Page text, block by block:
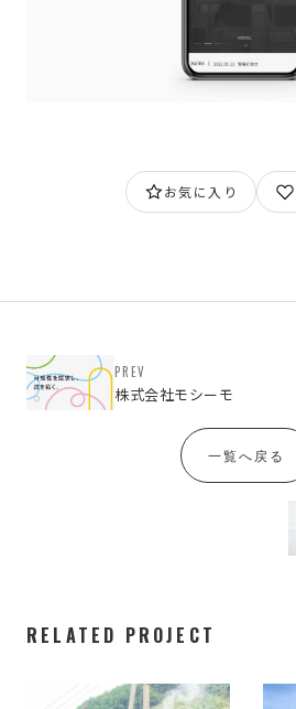
お気に入り
PREV
株式会社モシーモ
一覧へ戻る
RELATED PROJECT